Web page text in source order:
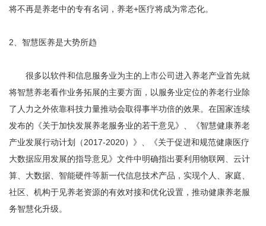
将不再是养老中的专有名词，养老+医疗将成为常态化。
2、智慧医养是大势所趋
很多以软件和信息服务业为主的上市公司进入养老产业首先就
将智慧养老看作业务拓展的主要方面，以服务业定位的养老行业除
了人力之外依靠科技力量推动会取得事半功倍的效果。在国家连续
发布的《关于加快发展养老服务业的若干意见》、《智慧健康养老
产业发展行动计划（2017-2020）》、《关于促进和规范健康医疗
大数据应用发展的指导意见》文件中明确指出要利用物联网、云计
算、大数据、智能硬件等新一代信息技术产品，实现个人、家庭、
社区、机构于见养老资源的有效对接和优化设置，推动健康养老服
务智慧化升级。